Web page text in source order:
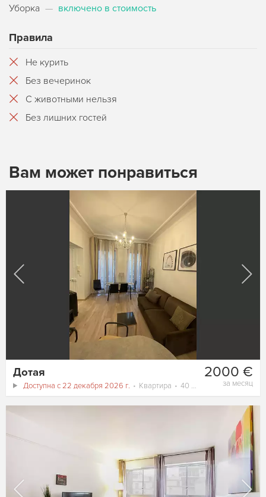
Уборка — включено в стоимость
Правила
Не курить
Без вечеринок
С животными нельзя
Без лишних гостей
Вам может понравиться
2000 €
за месяц
Дотая
Доступна с 22 декабря 2026 г. Квартира 40 m²